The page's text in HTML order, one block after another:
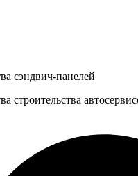
сэндвич-панелей
строительства